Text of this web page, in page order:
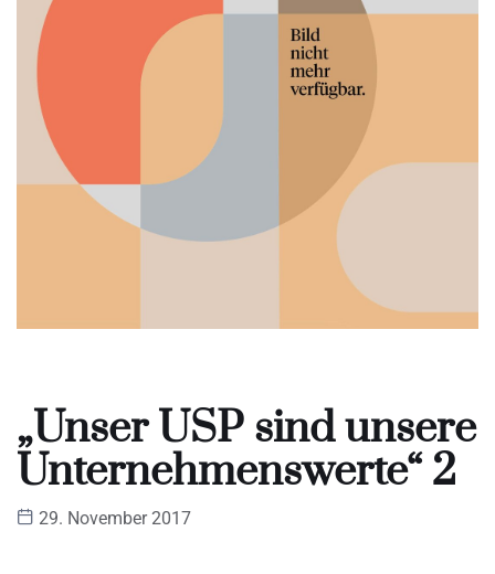
„Unser USP sind unsere
Unternehmenswerte“ 2
29. November 2017